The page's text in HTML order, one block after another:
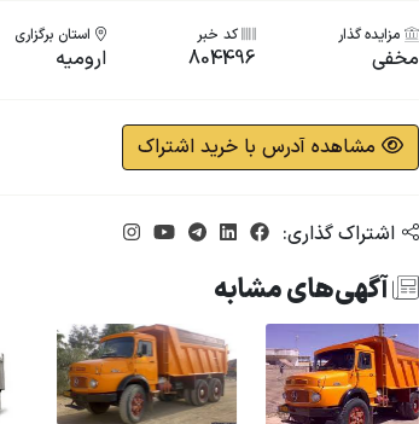
مزایده گذار
مخفی
کد خبر
804496
استان برگزاری
ارومیه
مشاهده آدرس با خرید اشتراک
اشتراک گذاری:
آگهی‌های مشابه